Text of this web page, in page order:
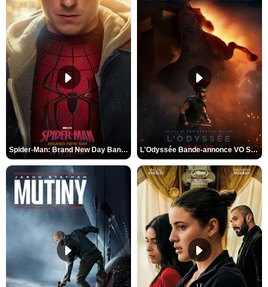
Spider-Man: Brand New Day Bande-annonce VO STFR L'Odyssée Bande-annonce VO STFR